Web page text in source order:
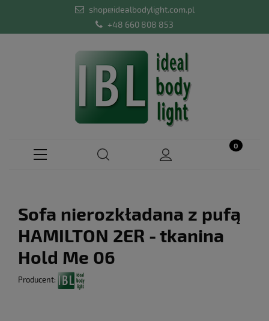
shop@idealbodylight.com.pl
+48 660 808 853
Sofa nierozkładana z pufą
HAMILTON 2ER - tkanina
Hold Me 06
Producent: